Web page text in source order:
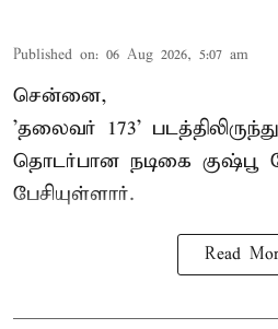
Published on: 06 Aug 2026, 5:07 am
சென்னை,
'தலைவர் 173' படத்திலிருந்து
தொடர்பான நடிகை
பேசியுள்ளார்.
Read